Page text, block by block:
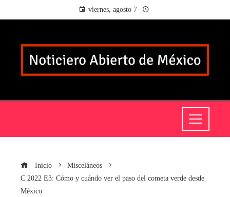
viernes, agosto 7
Inicio
Misceláneos
C 2022 E3: Cómo y cuándo ver el paso del cometa verde desde
México